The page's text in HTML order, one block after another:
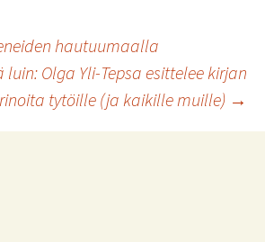
hautuumaalla
luin: Olga Yli-Tepsa esittelee kirjan
tytöille (ja kaikille muille) →